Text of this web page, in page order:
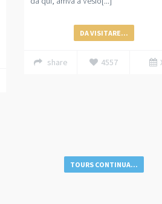
DA VISITARE...
share 4557
TOURS CONTINUA...